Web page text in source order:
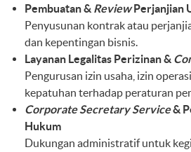
Pembuatan & ReviewPerjanjian
Penyusunan kontrak atau
dan kepentingan bisnis.
Layanan Legalitas Perizinan &
Pengurusan izin usaha, izin
kepatuhan terhadap peraturan
Corporate Secretary Service&
Hukum
Dukungan administratif untuk